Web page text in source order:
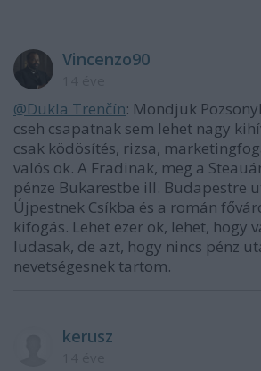
Vincenzo90
@Dukla Trenčín: Mondjuk
cseh csapatnak sem lehet nagy
csak ködösítés, rizsa,
valós ok. A Fradinak, meg a
pénze Bukarestbe ill. Budapestre
Újpestnek Csíkba és a román
kifogás. Lehet ezer ok, lehet, hogy
ludasak, de azt, hogy nincs pénz
nevetségesnek tartom.
kerusz